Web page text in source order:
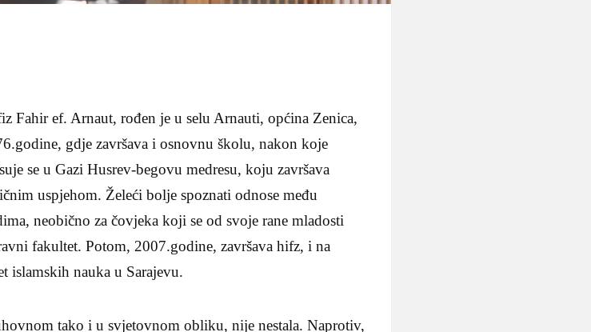
Fahir ef. Arnaut, rođen je u selu Arnauti, općina Zenica,
gdje završava i osnovnu školu, nakon koje
se u Gazi Husrev-begovu medresu, koju završava
uspjehom. Želeći bolje spoznati odnose među
neobično za čovjeka koji se od svoje rane mladosti
fakultet.Potom, 2007.godine, završava hifz, i na
islamskih nauka u Sarajevu.
tako i u svjetovnom obliku, nije nestala. Naprotiv,